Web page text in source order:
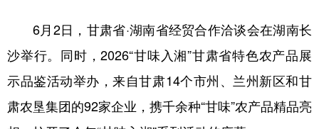
6月2日，甘肃省·湖南省经贸合作洽谈会在湖南长
沙举行。同时，2026“甘味入湘”甘肃省特色农产品展
示品鉴活动举办，来自甘肃14个市州、兰州新区和甘
肃农垦集团的92家企业，携千余种“甘味”农产品精品亮